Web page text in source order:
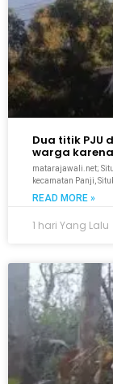
Dua titik PJU
warga
matarajawali.net;
kecamatan Panji,
READ MORE »
1 hari Yang Lalu